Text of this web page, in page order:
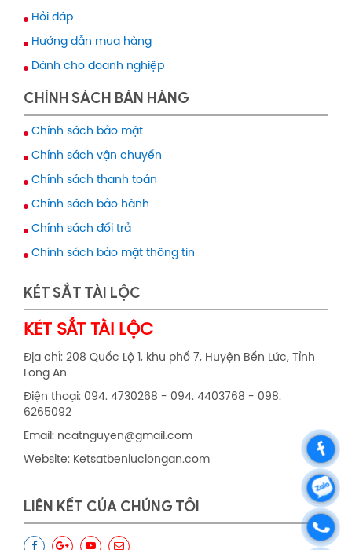
Hỏi đáp
Hướng dẫn mua hàng
Dành cho doanh nghiệp
CHÍNH SÁCH BÁN HÀNG
Chính sách bảo mật
Chính sách vận chuyển
Chính sách thanh toán
Chính sách bảo hành
Chính sách đổi trả
Chính sách bảo mật thông tin
KÉT SẮT TÀI LỘC
KÉT SẮT TÀI LỘC
Địa chỉ: 208 Quốc Lộ 1, khu phố 7, Huyện Bến Lức, Tỉnh
Long An
Điện thoại: 094. 4730268 - 094. 4403768 - 098.
6265092
Email: ncatnguyen@gmail.com
Website: Ketsatbenluclongan.com
LIÊN KẾT CỦA CHÚNG TÔI